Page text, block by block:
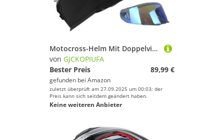
Motocross-Helm Mit Doppelvisier, Integralhelm ECE 22.06 Zertifiziert Motorradhelm Klapphelm Fullface Helm Für Damen Herren, Rollerhelm E,L/(59~60cm)
von GJCKOPIUFA
Bester Preis
89,99 €
gefunden bei Amazon
zuletzt überprüft am 27.09.2025 um 00:03; der
Preis kann sich seitdem geändert haben.
Keine weiteren Anbieter